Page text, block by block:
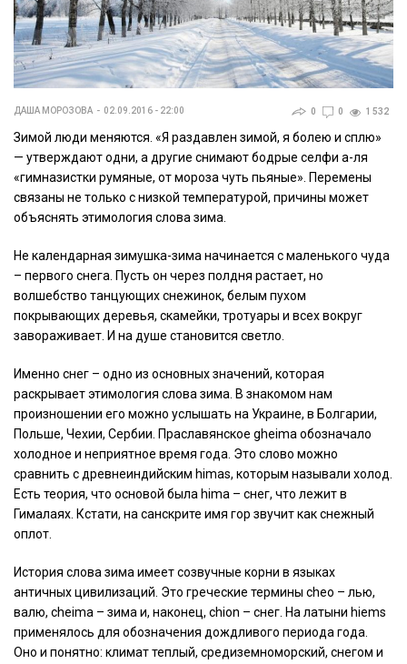
ДАША МОРОЗОВА 02.09.2016 - 22:00 0 0 1 532
Зимой люди меняются. «Я раздавлен зимой, я болею и сплю»
— утверждают одни, а другие снимают бодрые селфи а-ля
«гимназистки румяные, от мороза чуть пьяные». Перемены
связаны не только с низкой температурой, причины может
объяснять этимология слова зима.
Не календарная зимушка-зима начинается с маленького чуда
– первого снега. Пусть он через полдня растает, но
волшебство танцующих снежинок, белым пухом
покрывающих деревья, скамейки, тротуары и всех вокруг
завораживает. И на душе становится светло.
Именно снег – одно из основных значений, которая
раскрывает этимология слова зима. В знакомом нам
произношении его можно услышать на Украине, в Болгарии,
Польше, Чехии, Сербии. Праславянское gheima обозначало
холодное и неприятное время года. Это слово можно
сравнить с древнеиндийским himas, которым называли холод.
Есть теория, что основой была hima – снег, что лежит в
Гималаях. Кстати, на санскрите имя гор звучит как снежный
оплот.
История слова зима имеет созвучные корни в языках
античных цивилизаций. Это греческие термины cheo – лью,
валю, сheima – зима и, наконец, chion – cнег. На латыни hiems
применялось для обозначения дождливого периода года.
Оно и понятно: климат теплый, средиземноморский, снегом и